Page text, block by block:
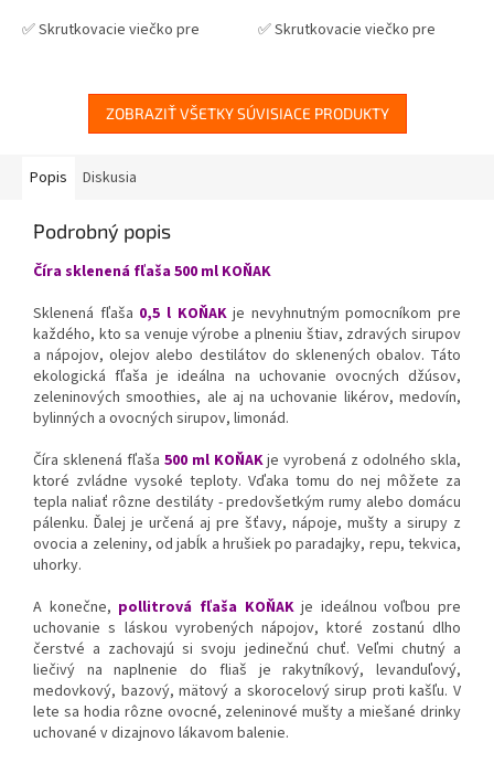
✅ Skrutkovacie viečko pre
✅ Hliníkové viečkos poistným
(garančním) krúžkom
objednajteTU
✅ Viečka skladom a ihneď na
odoslanie!
✅ Skrutkovacie viečko pre
✅ Hliníkové viečkos poistným
(garančním) krúžkom
ZOBRAZIŤ VŠETKY SÚVISIACE PRODUKTY
Popis Diskusia
Podrobný popis
Číra sklenená fľaša 500 ml KOŇAK
Sklenená fľaša 0,5 l KOŇAKje nevyhnutným pomocníkom pre
každého, kto sa venuje výrobe a plneniu štiav, zdravých sirupov
a nápojov, olejov alebo destilátov do sklenených obalov. Táto
ekologická fľaša je ideálna na uchovanie ovocných džúsov,
zeleninových smoothies, ale aj na uchovanie likérov, medovín,
bylinných a ovocných sirupov, limonád.
Číra sklenená fľaša 500 ml KOŇAKje vyrobená z odolného skla,
ktoré zvládne vysoké teploty. Vďaka tomu do nej môžete za
tepla naliať rôzne destiláty - predovšetkým rumy alebo domácu
pálenku. Ďalej je určená aj pre šťavy, nápoje, mušty a sirupy z
ovocia a zeleniny, od jabĺk a hrušiek po paradajky, repu, tekvica,
uhorky.
A konečne, pollitrová fľaša KOŇAKje ideálnou voľbou pre
uchovanie s láskou vyrobených nápojov, ktoré zostanú dlho
čerstvé a zachovajú si svoju jedinečnú chuť. Veľmi chutný a
liečivý na naplnenie do fliaš je rakytníkový, levanduľový,
medovkový, bazový, mätový a skorocelový sirup proti kašľu. V
lete sa hodia rôzne ovocné, zeleninové mušty a miešané drinky
uchované v dizajnovo lákavom balenie.